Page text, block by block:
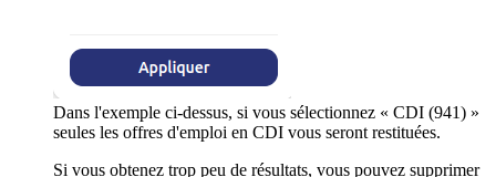
Dans l'exemple ci-dessus, si vous sélectionnez « CDI (941) »
seules les offres d'emploi en CDI vous seront restituées.
Si vous obtenez trop peu de résultats, vous pouvez supprimer